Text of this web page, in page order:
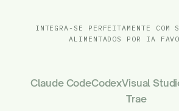
INTEGRA-SE PERFEITAMENTE COM
ALIMENTADOS POR IA
Claude CodeCodexVisual
Trae